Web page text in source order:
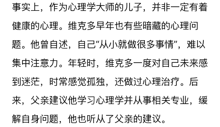
事实上，作为心理学大师的儿子，并非一定有着
健康的心理。维克多早年也有些暗藏的心理问
题。他曾自述，自己“从小就做很多事情”，难以
集中注意力。年轻时，维克多一度对自己未来感
到迷茫，时常感觉孤独，还做过心理治疗。后
来，父亲建议他学习心理学并从事相关专业，缓
解自身问题，他也听从了父亲的建议。